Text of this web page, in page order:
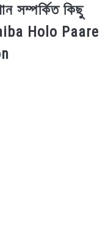
সম্পর্কিত কিছু
Holo Paare